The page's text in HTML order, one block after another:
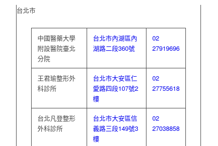
台北市
中國醫藥大學
附設醫院臺北
分院
台北市內湖區內
湖路二段360號
02
27919696
王君瑜整形外
科診所
台北市大安區仁
愛路四段107號2
樓
02
27755618
台北凡登整形
外科診所
台北市大安區信
義路三段149號3
樓
02
27038858